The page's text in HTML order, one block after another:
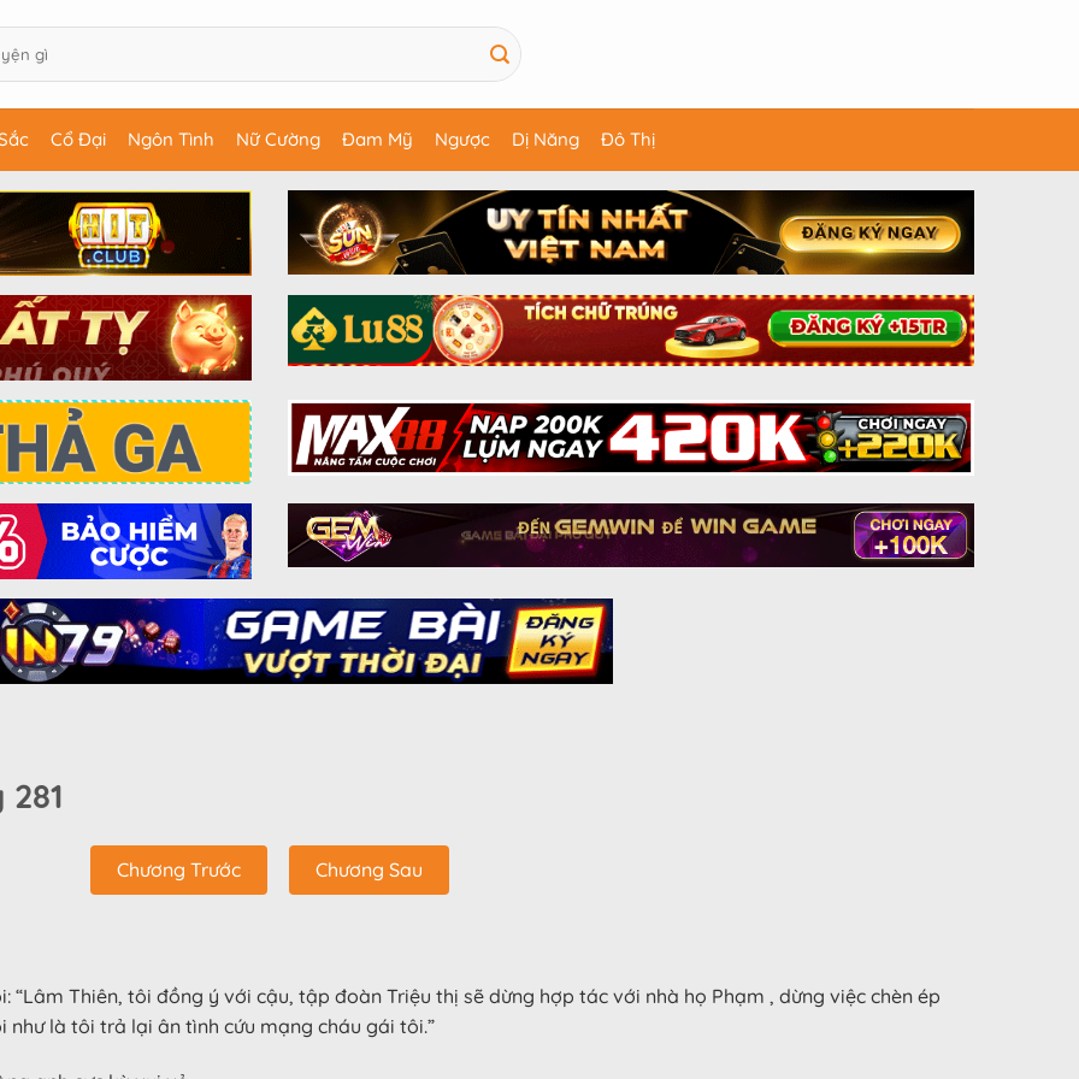
Cổ Đại Ngôn Tình Nữ Cường Đam Mỹ Ngược Dị Năng Đô Thị
Chương Trước Chương Sau
Thiên, tôi đồng ý với cậu, tập đoàn Triệu thị sẽ dừng hợp tác với nhà họ Phạm , dừng việc chèn ép
là tôi trả lại ân tình cứu mạng cháu gái tôi.”